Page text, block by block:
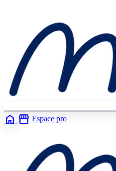
home storefront Espace pro